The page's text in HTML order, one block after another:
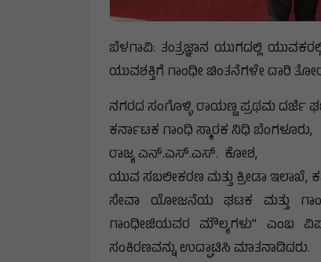
ಬೆಳಗಾವಿ: ತಂತ್ರಜ್ಞಾನ ಯುಗದಲ್ಲಿ
ಯುವಶಕ್ತಿಗೆ ಗಾಂಧೀ ಚಿಂತನೆಗಳೇ ದಾರಿ
ನಗರದ ಸಂಗೊಳ್ಳಿ ರಾಯಣ್ಣ ಪ್ರಥಮ ದರ್ಜೆ
ಕರ್ನಾಟಕ ಗಾಂಧಿ ಸ್ಮಾರಕ ನಿಧಿ ಬೆಂಗಳೂರು,
ರಾಜ್ಯ ಎನ್.ಎಸ್.ಎಸ್. ಕೋಶ,
ಯುವ ಸಬಲೀಕರಣ ಮತ್ತು ಕ್ರೀಡಾ ಇಲಾಖೆ,
ಸೇವಾ ಯೋಜನೆಯ ಘಟಕ ಮತ್ತು
ಗಾಂಧೀಜಿಯವರ ಮೌಲ್ಯಗಳು" ಎಂಬ
ಸಂಕಿರಣವನ್ನು ಉದ್ಘಾಟಿಸಿ ಮಾತನಾಡಿದರು.